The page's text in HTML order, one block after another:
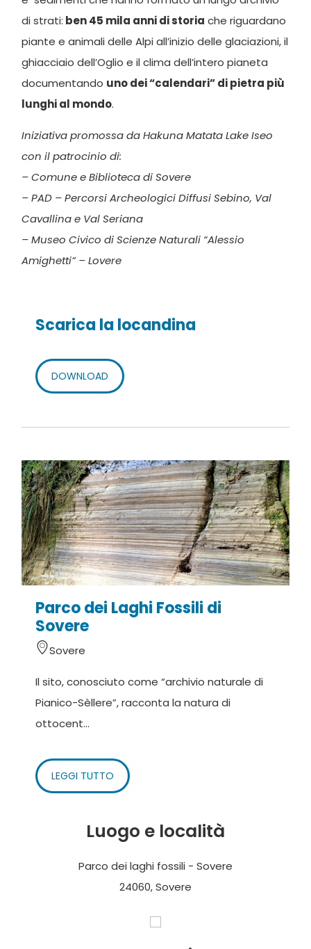
di strati: ben 45 mila anni di storia che riguardano
piante e animali delle Alpi all’inizio delle glaciazioni, il
ghiacciaio dell’Oglio e il clima dell’intero pianeta
documentando uno dei “calendari” di pietra più
lunghi al mondo.
Iniziativa promossa da Hakuna Matata Lake Iseo
con il patrocinio di:
– Comune e Biblioteca di Sovere
– PAD – Percorsi Archeologici Diffusi Sebino, Val
Cavallina e Val Seriana
– Museo Civico di Scienze Naturali “Alessio
Amighetti” – Lovere
Scarica la locandina
DOWNLOAD
Parco dei Laghi Fossili di
Sovere
Sovere
Il sito, conosciuto come “archivio naturale di
Pianico-Sèllere”, racconta la natura di
ottocent...
LEGGI TUTTO
Luogo e località
Parco dei laghi fossili - Sovere
24060, Sovere